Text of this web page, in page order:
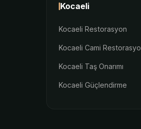
Kocaeli
Kocaeli Restorasyon
Kocaeli Cami
Kocaeli Taş Onarımı
Kocaeli Güçlendirme